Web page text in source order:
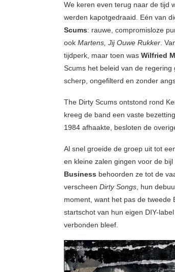
We keren even terug naar de tijd
werden kapotgedraaid. Eén van
Scums: rauwe, compromisloze
ook Martens, Jij Ouwe Rukker.
tijdperk, maar toen was Wilfried
Scums het beleid van de
scherp, ongefilterd en zonder
The Dirty Scums ontstond rond
kreeg de band een vaste
1984 afhaakte, besloten de
Al snel groeide de groep uit tot
en kleine zalen gingen voor de
Business behoorden ze tot de
verscheen Dirty Songs, hun
moment, want het pas de tweede
startschot van hun eigen DIY-
verbonden bleef.